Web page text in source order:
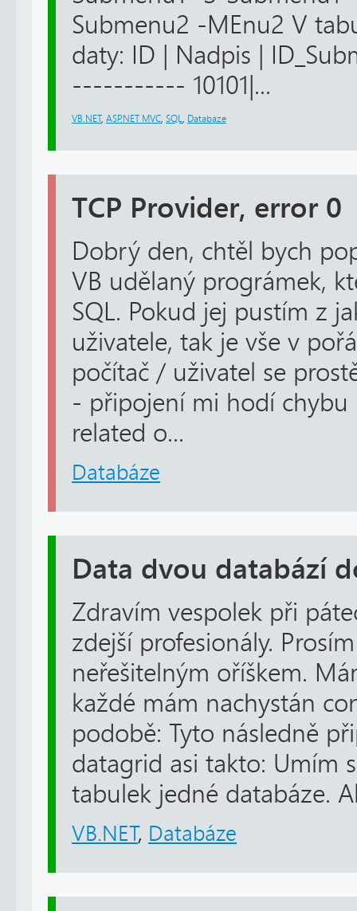
Submenu2 -MEnu2 V
daty: ID | Nadpis |
----------- 10101|...
VB.NET, ASP.NET MVC SQL Databáze
TCP Provider, error 0
Dobrý den, chtěl bych
VB udělaný prográmek,
SQL. Pokud jej pustím z
uživatele, tak je vše v
počítač / uživatel se
- připojení mi hodí
related o...
Databáze
Data dvou databází
Zdravím vespolek při
zdejší profesionály.
neřešitelným oříškem.
každé mám nachystán
podobě: Tyto následně
datagrid asi takto: Umím
tabulek jedné databáze.
VB.NET, Databáze